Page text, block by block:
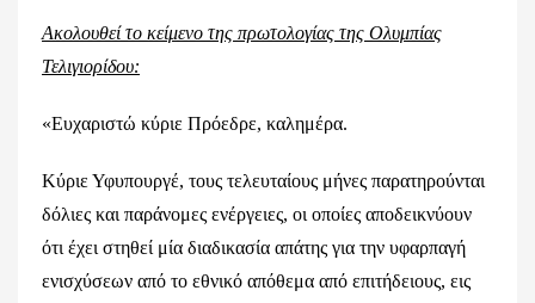
Ακολουθεί το κείμενο της πρωτολογίας της Ολυμπίας
Τελιγιορίδου:
«Ευχαριστώ κύριε Πρόεδρε, καλημέρα.
Κύριε Υφυπουργέ, τους τελευταίους μήνες παρατηρούνται
δόλιες και παράνομες ενέργειες, οι οποίες αποδεικνύουν
ότι έχει στηθεί μία διαδικασία απάτης για την υφαρπαγή
ενισχύσεων από το εθνικό απόθεμα από επιτήδειους, εις